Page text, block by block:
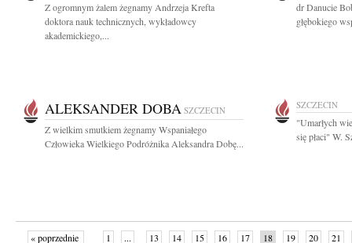
Z ogromnym żalem żegnamy Andrzeja Krefta
doktora nauk technicznych, wykładowcy
akademickiego,...
dr Danucie
głębokiego
ALEKSANDER DOBA SZCZECIN
Z wielkim smutkiem żegnamy Wspaniałego
Człowieka Wielkiego Podróżnika Aleksandra Dobę...
SZCZECIN
"Umarłych
się płaci" W.
« poprzednie 1 ... 13 14 15 16 17 18 19 20 21